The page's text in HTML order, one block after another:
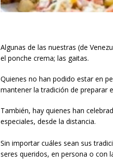
Algunas de las nuestras (de
el ponche crema; las gaitas.
Quienes no han podido estar en
mantener la tradición de preparar
También, hay quienes han
especiales, desde la distancia.
Sin importar cuáles sean sus
seres queridos, en persona o con